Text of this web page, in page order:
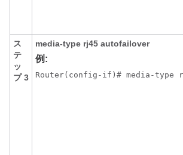
ス
テ
ッ
プ 3
media-type rj45 autofailover
例:
Router(config-if)# media-type